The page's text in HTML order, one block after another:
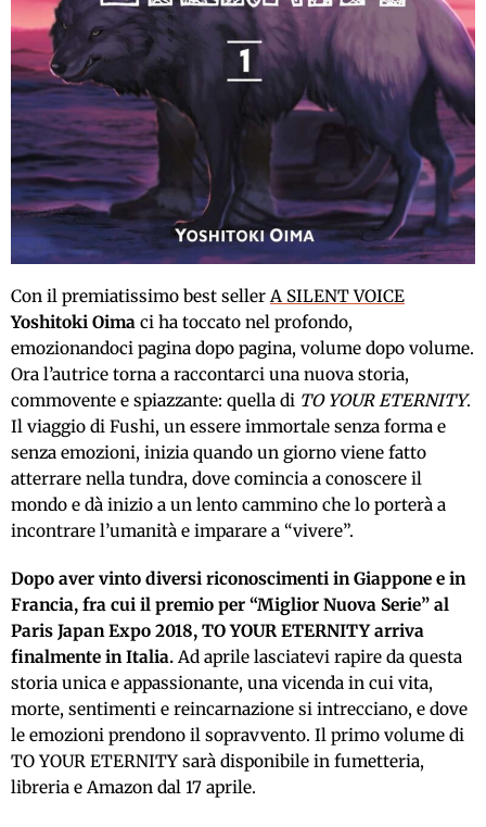
Con il premiatissimo best seller A SILENT VOICE
Yoshitoki Oima ci ha toccato nel profondo,
emozionandoci pagina dopo pagina, volume dopo volume.
Ora l’autrice torna a raccontarci una nuova storia,
commovente e spiazzante: quella di TO YOUR ETERNITY.
Il viaggio di Fushi, un essere immortale senza forma e
senza emozioni, inizia quando un giorno viene fatto
atterrare nella tundra, dove comincia a conoscere il
mondo e dà inizio a un lento cammino che lo porterà a
incontrare l’umanità e imparare a “vivere”.
Dopo aver vinto diversi riconoscimenti in Giappone e in
Francia, fra cui il premio per “Miglior Nuova Serie” al
Paris Japan Expo 2018, TO YOUR ETERNITY arriva
finalmente in Italia. Ad aprile lasciatevi rapire da questa
storia unica e appassionante, una vicenda in cui vita,
morte, sentimenti e reincarnazione si intrecciano, e dove
le emozioni prendono il sopravvento. Il primo volume di
TO YOUR ETERNITY sarà disponibile in fumetteria,
libreria e Amazon dal 17 aprile.